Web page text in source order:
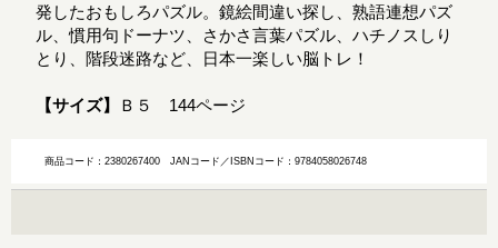
発したおもしろパズル。鏡絵間違い探し、熟語連想パズ
ル、慣用句ドーナツ、さかさ言葉パズル、ハチノスしり
とり、階段迷路など、日本一楽しい脳トレ！
【サイズ】 Ｂ５ 144ページ
商品コード：2380267400JANコード／ISBNコード：9784058026748